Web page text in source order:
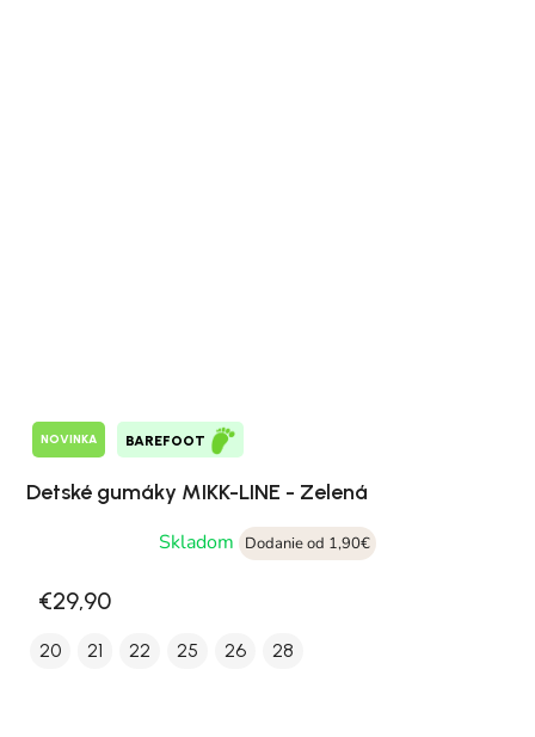
NOVINKA BAREFOOT
Detské gumáky MIKK-LINE - Zelená
Skladom
Dodanie od 1,90€
€29,90
20 21 22 25 26 28